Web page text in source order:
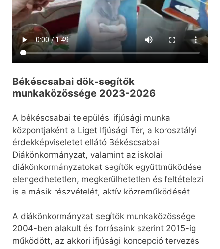
Békéscsabai dök-segítők
munkaközössége 2023-2026
A békéscsabai települési ifjúsági munka
központjaként a Liget Ifjúsági Tér, a korosztályi
érdekképviseletet ellátó Békéscsabai
Diákönkormányzat, valamint az iskolai
diákönkormányzatokat segítők együttműködése
elengedhetetlen, megkerülhetetlen és feltételezi
is a másik részvételét, aktív közreműködését.
A diákönkormányzat segítők munkaközössége
2004-ben alakult és forrásaink szerint 2015-ig
működött, az akkori ifjúsági koncepció tervezés